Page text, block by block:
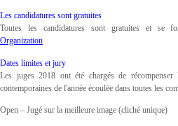
Les candidatures sont gratuites
Toutes les candidatures sont gratuites et se
Organization
Dates limites et jury
Les juges 2018 ont été chargés de récompenser
contemporaines de l'année écoulée dans toutes les
Open – Jugé sur la meilleure image (cliché unique)